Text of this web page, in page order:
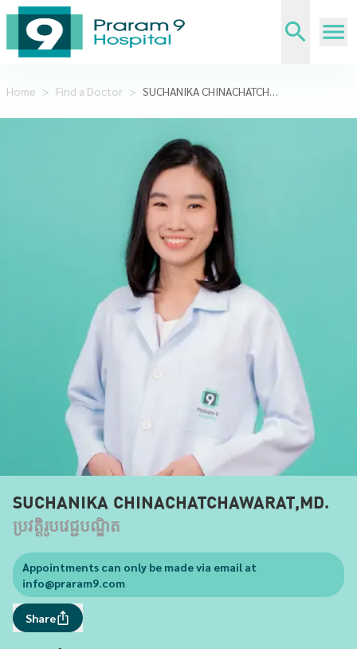
Home > Find a Doctor > SUCHANIKA CHINACHATCHAWARAT,MD.
SUCHANIKA CHINACHATCHAWARAT,MD.
ប្រវត្តិរូបវេជ្ជបណ្ឌិត
Appointments can only be made via email at
info@praram9.com
Share